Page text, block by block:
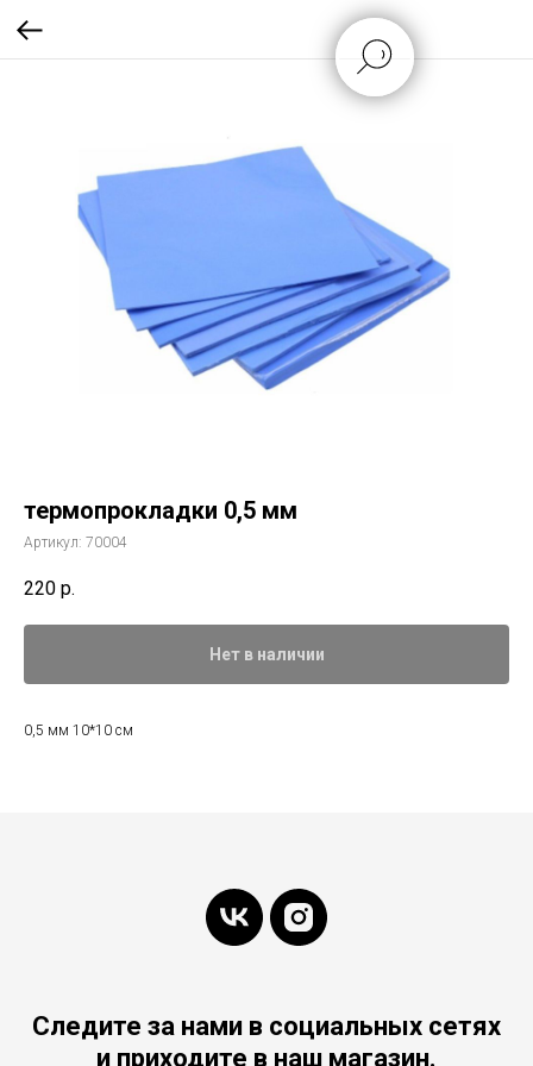
термопрокладки 0,5 мм
Артикул: 70004
220 р.
Нет в наличии
0,5 мм 10*10 см
Следите за нами в социальных сетях
и приходите в наш магазин.